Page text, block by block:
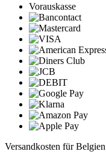
Vorauskasse
Versandkosten für Belgien